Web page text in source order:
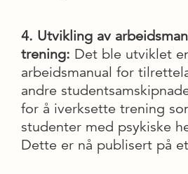
4. Utvikling av
trening: Det ble utviklet
arbeidsmanual for
andre
for å iverksette trening
studenter med psykiske
Dette er nå publisert på